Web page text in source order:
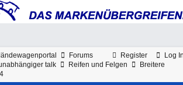
Register Log
Forums
talk
Reifen und Felgen
Breitere